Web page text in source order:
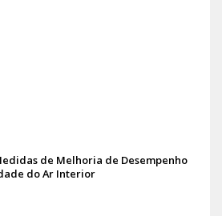
de Melhoria de Desempenho
do Ar Interior